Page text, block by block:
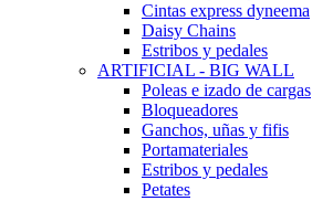
Cintas express dyneema
Daisy Chains
Estribos y pedales
ARTIFICIAL - BIG WALL
Poleas e izado de cargas
Bloqueadores
Ganchos, uñas y fifis
Portamateriales
Estribos y pedales
Petates